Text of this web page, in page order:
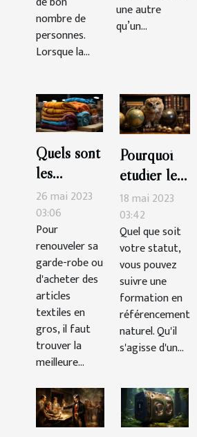
nombre de
personnes.
Lorsque la...
une autre
qu’un...
Quels sont
les
avantages
de faire ses
achats
d’articles
textiles
chez un
grossiste ?
26 mai 2023
03:06
Pour
renouveler sa
garde-robe ou
d'acheter des
articles
textiles en
gros, il faut
trouver la
meilleure...
Pourquoi
étudier le
SEO ?
18 mai 2023
03:42
Quel que soit
votre statut,
vous pouvez
suivre une
formation en
référencement
naturel. Qu'il
s'agisse d'un...